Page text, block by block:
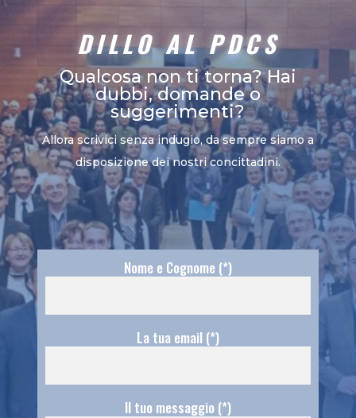
DILLO AL PDCS
Qualcosa non ti torna? Hai
dubbi, domande o
suggerimenti?
Allora scrivici senza indugio, da sempre siamo a
disposizione dei nostri concittadini.
Nome e Cognome (*)
La tua email (*)
Il tuo messaggio (*)